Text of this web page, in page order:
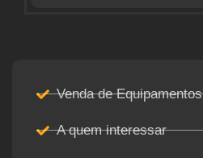
Venda de Equipamentos
A quem interessar